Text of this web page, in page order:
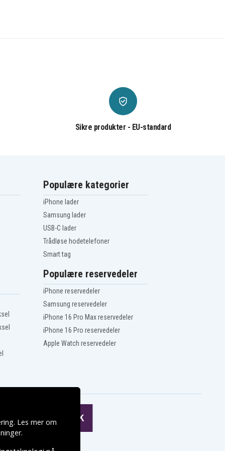
Sikre produkter - EU-standard
Populære kategorier
iPhone lader
Samsung lader
USB-C lader
Trådløse hodetelefoner
Smart tag
Populære reservedeler
iPhone reservedeler
Samsung reservedeler
iPhone 16 Pro Max reservedeler
iPhone 16 Pro reservedeler
Apple Watch reservedeler
Les mer om
.